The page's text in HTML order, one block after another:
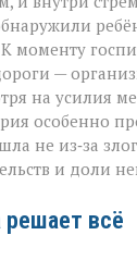
К моменту
—
на усилия
особенно
не из‑за
и доли
решает всё